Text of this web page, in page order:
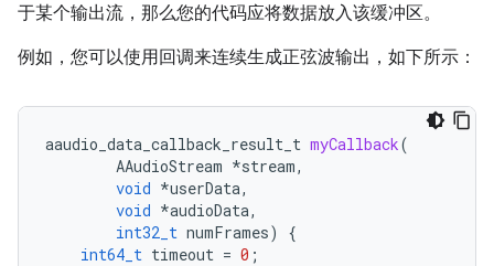
于某个输出流，那么您的代码应将数据放入该缓冲区。
例如，您可以使用回调来连续生成正弦波输出，如下所示：
aaudio_data_callback_result_t myCallback(
AAudioStream *stream,
void *userData,
void *audioData,
int32_t numFrames)
{
int64_t timeout = 0 ;